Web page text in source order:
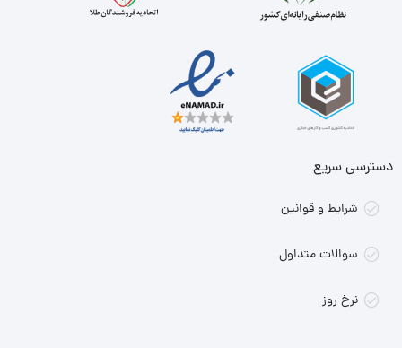
دسترسی سریع
شرایط و قوانین
سوالات متداول
نرخ روز